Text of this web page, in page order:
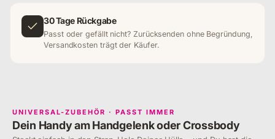
30 Tage Rückgabe
Passt oder gefällt nicht? Zurücksenden ohne Begründung,
Versandkosten trägt der Käufer.
UNIVERSAL-ZUBEHÖR · PASST IMMER
Dein Handy am Handgelenk oder Crossbody